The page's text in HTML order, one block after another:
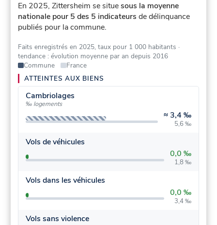
En 2025, Zittersheim se situesous la moyenne
nationale pour 5 des 5 indicateurs de délinquance
publiés pour la commune.
Faits enregistrés en 2025, taux pour 1 000 habitants ·
tendance : évolution moyenne par an depuis 2016
Commune
France
ATTEINTES AUX BIENS
Cambriolages
‰ logements
≈ 3,4 ‰
5,6 ‰
Vols de véhicules
0,0 ‰
1,8 ‰
Vols dans les véhicules
0,0 ‰
3,4 ‰
Vols sans violence